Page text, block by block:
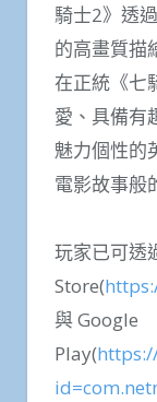
騎士2》透
的高畫質描
在正統《七
愛、具備有
魅力個性的
電影故事般
玩家已可透
Store(
與 Google
Play(